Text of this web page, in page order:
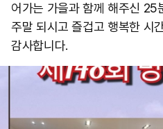
어가는 가을과 함께 해주신 25
주말 되시고 즐겁고 행복한 시
감사합니다.